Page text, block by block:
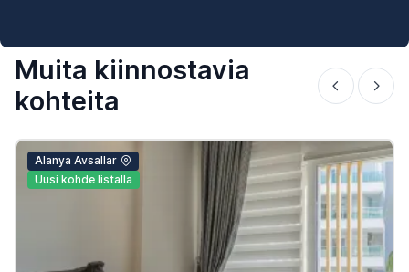
Muita kiinnostavia
kohteita
Alanya Avsallar
Uusi kohde listalla